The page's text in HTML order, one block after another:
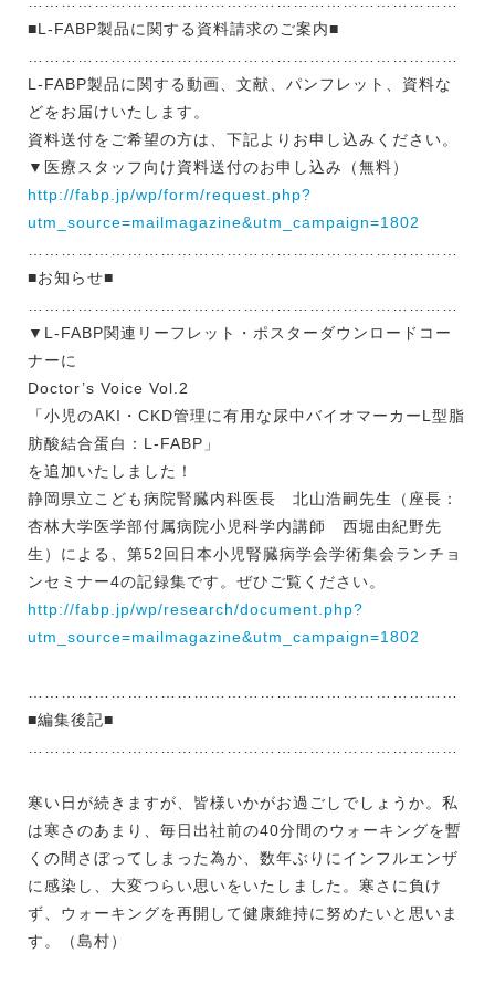
■L-FABP製品に関する資料請求のご案内■
L-FABP製品に関する動画、文献、パンフレット、資料な
どをお届けいたします。
資料送付をご希望の方は、下記よりお申し込みください。
▼医療スタッフ向け資料送付のお申し込み（無料）
http://fabp.jp/wp/form/request.php?
utm_source=mailmagazine&utm_campaign=1802
■お知らせ■
▼L-FABP関連リーフレット・ポスターダウンロードコー
ナーに
Doctor’s Voice Vol.2
「小児のAKI・CKD管理に有用な尿中バイオマーカーL型脂
肪酸結合蛋白：L-FABP」
を追加いたしました！
静岡県立こども病院腎臓内科医長 北山浩嗣先生（座長：
杏林大学医学部付属病院小児科学内講師 西堀由紀野先
生）による、第52回日本小児腎臓病学会学術集会ランチョ
ンセミナー4の記録集です。ぜひご覧ください。
http://fabp.jp/wp/research/document.php?
utm_source=mailmagazine&utm_campaign=1802
■編集後記■
寒い日が続きますが、皆様いかがお過ごしでしょうか。私
は寒さのあまり、毎日出社前の40分間のウォーキングを暫
くの間さぼってしまった為か、数年ぶりにインフルエンザ
に感染し、大変つらい思いをいたしました。寒さに負け
ず、ウォーキングを再開して健康維持に努めたいと思いま
す。（島村）